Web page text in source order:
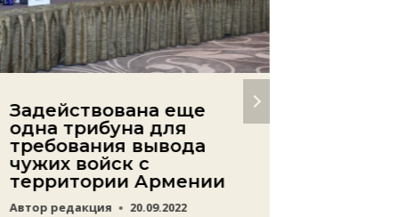
Задействована еще
одна трибуна для
требования вывода
чужих войск с
территории Армении
Автор редакция 20.09.2022